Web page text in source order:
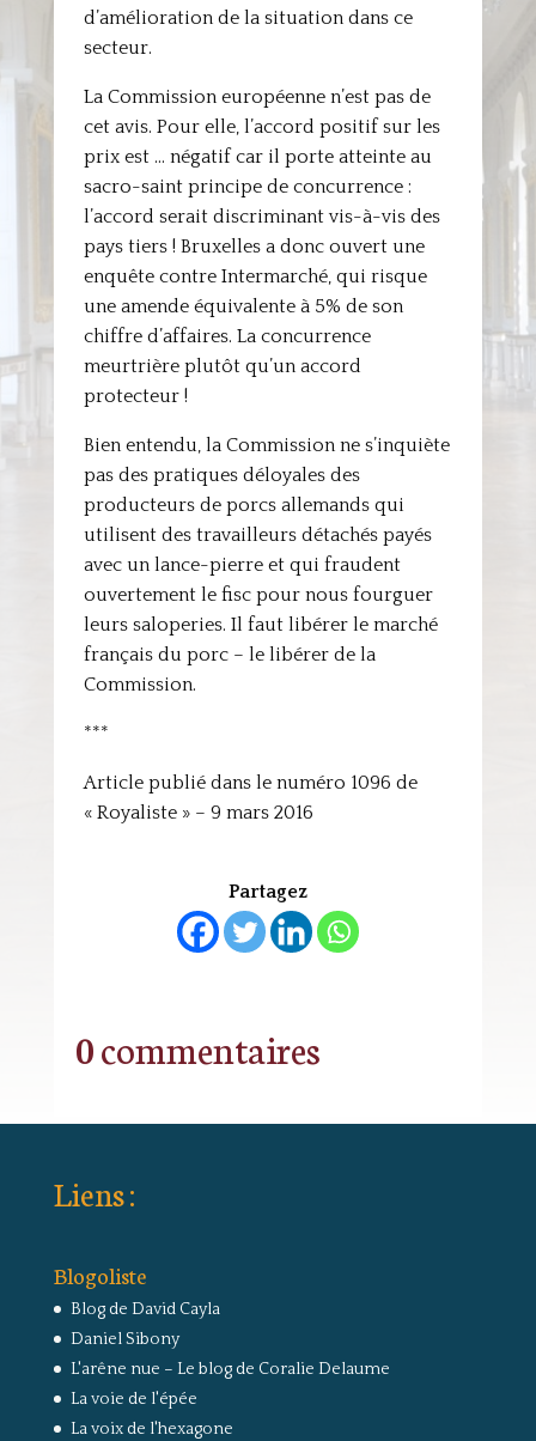
d’amélioration de la situation dans ce
secteur.
La Commission européenne n’est pas de
cet avis. Pour elle, l’accord positif sur les
prix est … négatif car il porte atteinte au
sacro-saint principe de concurrence :
l’accord serait discriminant vis-à-vis des
pays tiers ! Bruxelles a donc ouvert une
enquête contre Intermarché, qui risque
une amende équivalente à 5% de son
chiffre d’affaires. La concurrence
meurtrière plutôt qu’un accord
protecteur !
Bien entendu, la Commission ne s’inquiète
pas des pratiques déloyales des
producteurs de porcs allemands qui
utilisent des travailleurs détachés payés
avec un lance-pierre et qui fraudent
ouvertement le fisc pour nous fourguer
leurs saloperies. Il faut libérer le marché
français du porc – le libérer de la
Commission.
***
Article publié dans le numéro 1096 de
« Royaliste » – 9 mars 2016
Partagez
0 commentaires
Liens :
Blogoliste
Blog de David Cayla
Daniel Sibony
L'arêne nue – Le blog de Coralie Delaume
La voie de l'épée
La voix de l'hexagone